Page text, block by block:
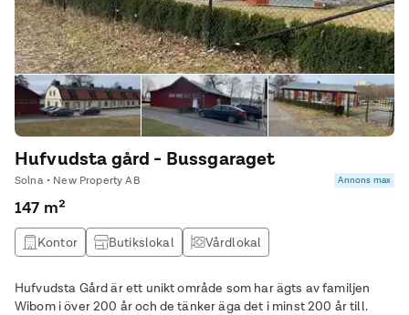
Hufvudsta gård - Bussgaraget
Solna • New Property AB Annons max
147 m²
Kontor Butikslokal Vårdlokal
Hufvudsta Gård är ett unikt område som har ägts av familjen
Wibom i över 200 år och de tänker äga det i minst 200 år till.